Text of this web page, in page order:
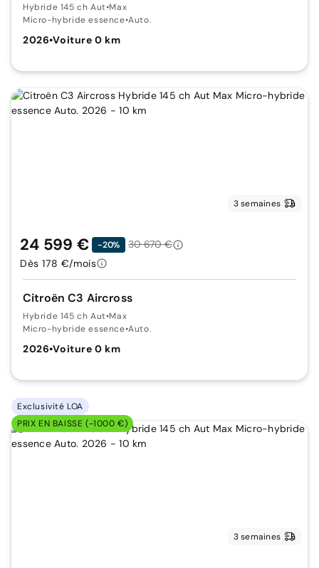
Hybride 145 ch Aut•Max
Micro-hybride essence•Auto.
2026•Voiture 0 km
3 semaines
Citroën C3 Aircross
Hybride 145 ch Aut•Max
Micro-hybride essence•Auto.
2026•Voiture 0 km
24 599 € -20%
30 670 €
Dès 178 €/mois
Exclusivité LOA
PRIX EN BAISSE (-1000 €)
3 semaines